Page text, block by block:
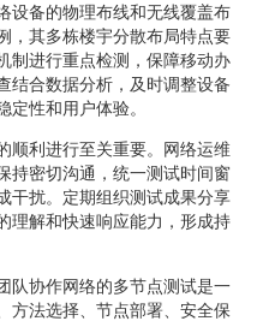
设备的物理布线和无线覆盖布
，其多栋楼宇分散布局特点要
制进行重点检测，保障移动办
结合数据分析，及时调整设备
性和用户体验。
顺利进行至关重要。网络运维
持密切沟通，统一测试时间窗
干扰。定期组织测试成果分享
理解和快速响应能力，形成持
队协作网络的多节点测试是一
方法选择、节点部署、安全保